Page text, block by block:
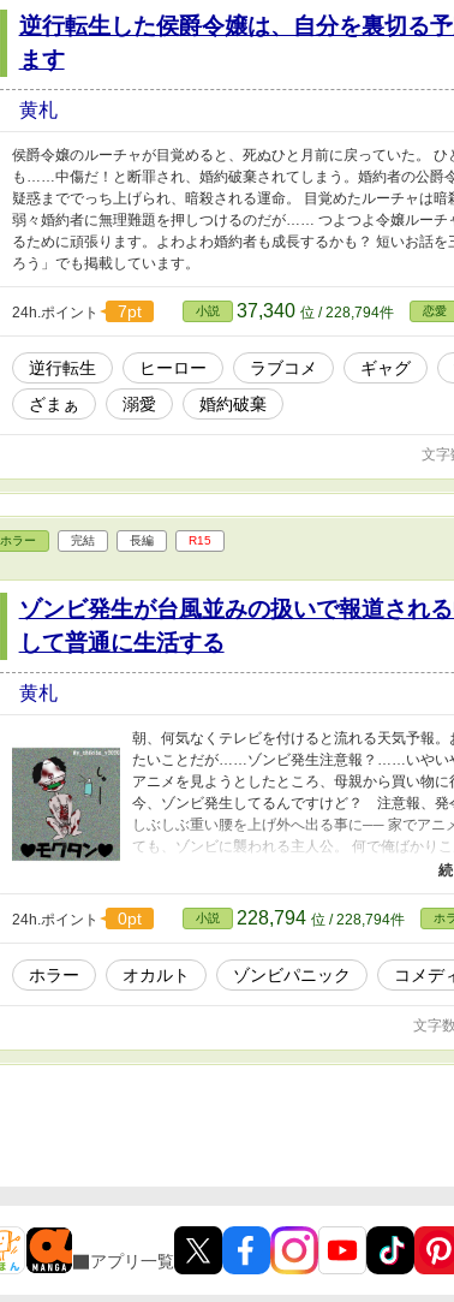
逆行転生した侯爵令嬢は、自分を裏切る
ます
黄札
侯爵令嬢のルーチャが目覚めると、死ぬひと月前に戻っていた。
も……中傷だ！と断罪され、婚約破棄されてしまう。婚約者の公爵
疑惑まででっち上げられ、暗殺される運命。 目覚めたルーチャは
弱々婚約者に無理難題を押しつけるのだが…… つよつよ令嬢ルーチ
るために頑張ります。よわよわ婚約者も成長するかも？ 短いお話
ろう」でも掲載しています。
24h.ポイント 7pt 小説 37,340 位 / 228,794件 恋愛
逆行転生 ヒーロー ラブコメ ギャグ
ざまぁ
溺愛 婚約破棄
文字
ホラー 完結 長編 R15
ゾンビ発生が台風並みの扱いで報道され
して普通に生活する
黄札
朝、何気なくテレビを付けると流れる天気予報
たいことだが……ゾンビ発生注意報？……いやい
アニメを見ようとしたところ、母親から買い物
今、ゾンビ発生してるんですけど？ 注意報、発
しぶしぶ重い腰を上げ外へ出る事に── 家でアニ
ても、ゾンビに襲われる主人公。 何で俺ばかり
しまいには、サバゲーフィールドにゾンビを放
末。 友人はゾンビをペットにし、効率よくゾン
日常となった世界で、当たり前のようにゾンビ
ギクル、小説家になろうでも公開中。 表紙絵は
24h.ポイント 0pt 小説 228,794 位 / 228,794件 ホ
ホラー オカルト ゾンビパニック コメデ
文字
アプリ一覧